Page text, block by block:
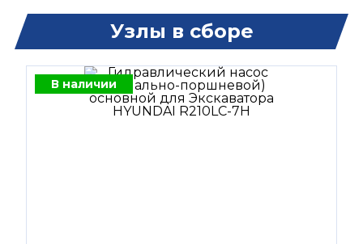
Узлы в сборе
В наличии